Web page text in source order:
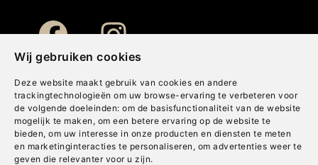
Wij gebruiken cookies
Deze website maakt gebruik van cookies en andere
trackingtechnologieën om uw browse-ervaring te verbeteren voor
de volgende doeleinden: om de basisfunctionaliteit van de website
mogelijk te maken , om een betere ervaring op de website te
bieden, om uw interesse in onze producten en diensten te meten
en marketinginteracties te personaliseren , om advertenties weer te
geven die relevanter voor u zijn.